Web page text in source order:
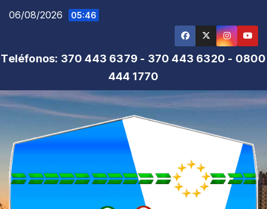
Saltar
06/08/2026 05:46
Teléfonos: 370 443 6379 - 370 443 6320 - 0800
444 1770